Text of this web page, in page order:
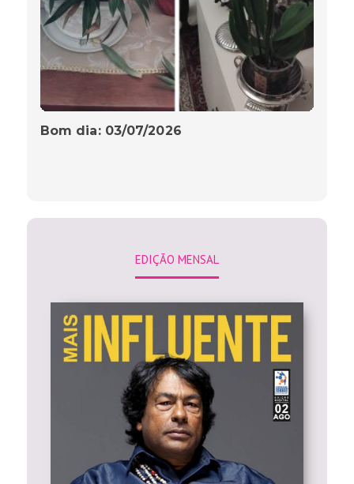
Bom dia: 03/07/2026
EDIÇÃO MENSAL